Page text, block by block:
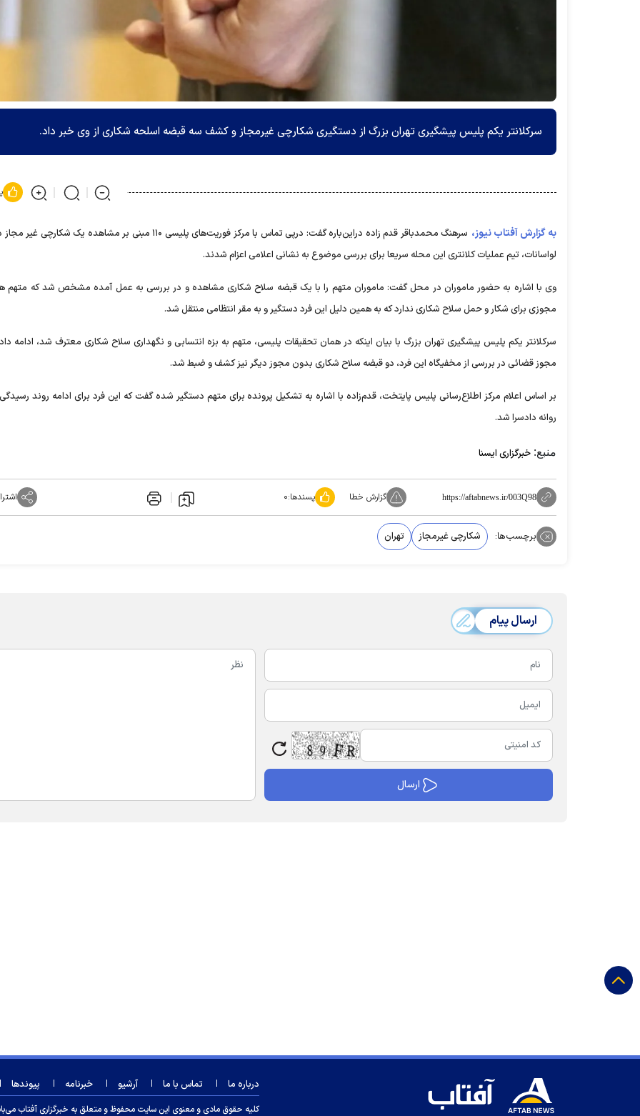
سرکلانتر یکم پلیس پیشگیری تهران بزرگ از دستگیری شکارچی غیرمجاز و کشف سه قبضه اسلحه شکاری از وی خبر داد.
به گزارش آفتاب نیوز،
سرهنگ محمدباقر قدم زاده دراین‌باره گفت:‌ درپی تماس با مرکز فوریت‌های پلیسی ۱۱۰ مبنی بر مشاهده یک
لواسانات، تیم عملیات کلانتری این محله سریعا برای بررسی موضوع به نشانی اعلامی اعزام شدند.
وی با اشاره به حضور ماموران در محل گفت: ماموران متهم را با یک قبضه سلاح شکاری مشاهده و در بررسی به عمل آمده مشخص شد که متهم
مجوزی برای شکار و حمل سلاح شکاری ندارد که به همین دلیل این فرد دستگیر و به مقر انتظامی منتقل شد.
سرکلانتر یکم پلیس پیشگیری تهران بزرگ با بیان اینکه در همان تحقیقات پلیسی، متهم به بزه انتسابی و نگهداری سلاح شکاری معترف شد، ادامه
مجوز قضائی در بررسی از مخفیگاه این فرد، دو قبضه سلاح شکاری بدون مجوز دیگر نیز کشف و ضبط شد.
بر اساس اعلام مرکز اطلاع‌رسانی پلیس پایتخت، قدم‌زاده با اشاره به تشکیل پرونده برای متهم دستگیر شده گفت که این فرد برای ادامه روند
روانه دادسرا شد.
منبع: خبرگزاری ایسنا
https://aftabnews.ir/003Q98 گزارش خطا پسندها:۰
برچسب‌ها: شکارچی غیرمجاز تهران
ارسال پیام
درباره ما تماس با ما آرشیو خبرنامه پیوندها
کلیه حقوق مادی و معنوی این سایت محفوظ و متعلق به خبرگزاری آفتاب